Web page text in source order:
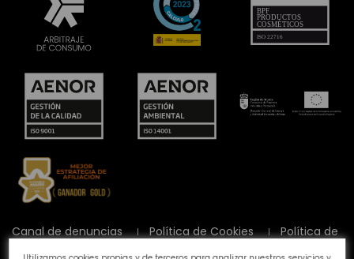
Canal de denuncias Política de Cookies
Política de